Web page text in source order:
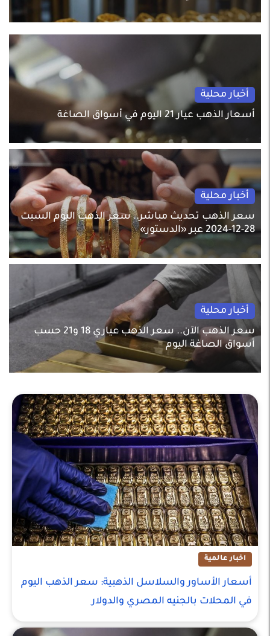
أخبار محلية
أسعار الذهب عيار 21 اليوم في أسواق الصاغة
أخبار محلية
سعر الذهب تحديث مباشر.. سعر الذهب اليوم السبت
28-12-2024 عبر «الدستور»
أخبار محلية
سعر الذهب الآن.. سعر الذهب عياري 18 و21 حسب
أسواق الصاغة اليوم
اخبار عالمية
أسعار الأساور والسلاسل الذهبية: سعر الذهب اليوم
في المحلات بالجنيه المصري والدولار